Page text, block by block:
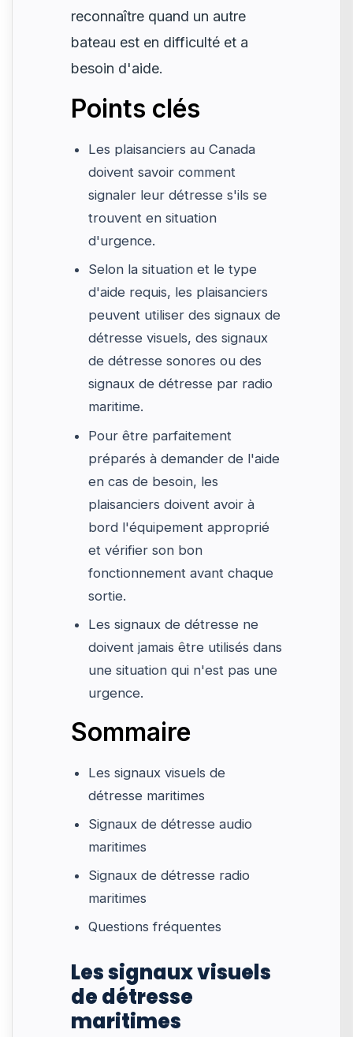
reconnaître quand un autre
bateau est en difficulté et a
besoin d'aide.
Points clés
Les plaisanciers au Canada
doivent savoir comment
signaler leur détresse s'ils se
trouvent en situation
d'urgence.
Selon la situation et le type
d'aide requis, les plaisanciers
peuvent utiliser des signaux de
détresse visuels, des signaux
de détresse sonores ou des
signaux de détresse par radio
maritime.
Pour être parfaitement
préparés à demander de l'aide
en cas de besoin, les
plaisanciers doivent avoir à
bord l'équipement approprié
et vérifier son bon
fonctionnement avant chaque
sortie.
Les signaux de détresse ne
doivent jamais être utilisés dans
une situation qui n'est pas une
urgence.
Sommaire
Les signaux visuels de
détresse maritimes
Signaux de détresse audio
maritimes
Signaux de détresse radio
maritimes
Questions fréquentes
Les signaux visuels
de détresse
maritimes